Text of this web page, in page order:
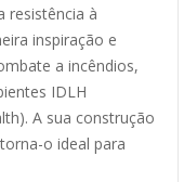
resistência à
inspiração e
a incêndios,
IDLH
A sua construção
o ideal para